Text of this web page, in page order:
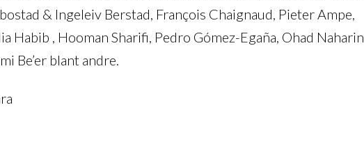
& Ingeleiv Berstad, François Chaignaud, Pieter Ampe,
Habib , Hooman Sharifi, Pedro Gómez-Egaña, Ohad Naharin,
Be’er blant andre.